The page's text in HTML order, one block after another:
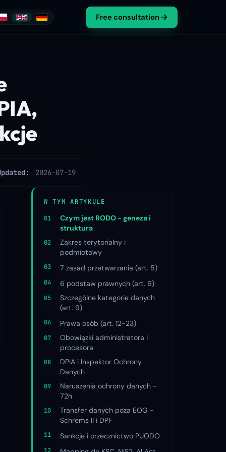
Free consultation
2026-07-19
W TYM ARTYKULE
Czym jest RODO - geneza i
struktura
Zakres terytorialny i
podmiotowy
7 zasad przetwarzania (art. 5)
6 podstaw prawnych (art. 6)
Szczególne kategorie danych
(art. 9)
Prawa osób (art. 12-23)
Obowiązki administratora i
procesora
DPIA i Inspektor Ochrony
Danych
Naruszenia ochrony danych -
72h
Transfer danych poza EOG -
Schrems II i DPF
Sankcje i orzecznictwo PUODO